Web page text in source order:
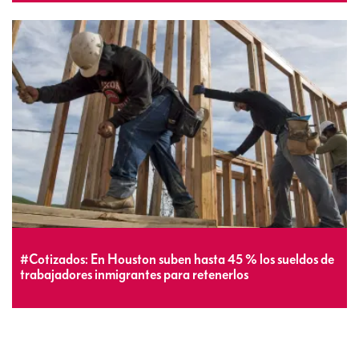
#Cotizados: En Houston suben hasta 45 % los sueldos de
trabajadores inmigrantes para retenerlos